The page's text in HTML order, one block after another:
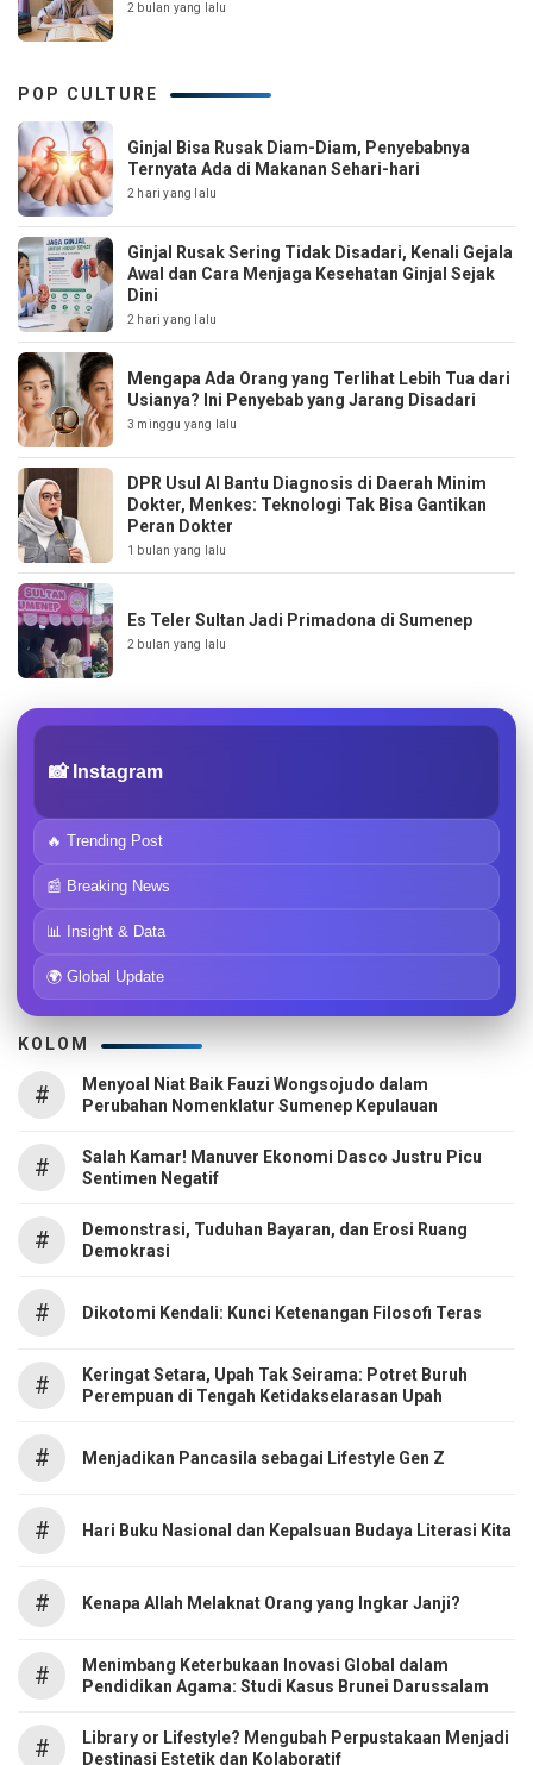
2 bulan yang lalu
POP CULTURE
Ginjal Bisa Rusak Diam-Diam, Penyebabnya
Ternyata Ada di Makanan Sehari-hari
2 hari yang lalu
Ginjal Rusak Sering Tidak Disadari, Kenali Gejala
Awal dan Cara Menjaga Kesehatan Ginjal Sejak
Dini
2 hari yang lalu
Mengapa Ada Orang yang Terlihat Lebih Tua dari
Usianya? Ini Penyebab yang Jarang Disadari
3 minggu yang lalu
DPR Usul AI Bantu Diagnosis di Daerah Minim
Dokter, Menkes: Teknologi Tak Bisa Gantikan
Peran Dokter
1 bulan yang lalu
Es Teler Sultan Jadi Primadona di Sumenep
2 bulan yang lalu
📸 Instagram
🔥 Trending Post
📰 Breaking News
📊 Insight & Data
🌍 Global Update
KOLOM
#
Menyoal Niat Baik Fauzi Wongsojudo dalam
Perubahan Nomenklatur Sumenep Kepulauan
#
Salah Kamar! Manuver Ekonomi Dasco Justru Picu
Sentimen Negatif
#
Demonstrasi, Tuduhan Bayaran, dan Erosi Ruang
Demokrasi
# Dikotomi Kendali: Kunci Ketenangan Filosofi Teras
#
Keringat Setara, Upah Tak Seirama: Potret Buruh
Perempuan di Tengah Ketidakselarasan Upah
# Menjadikan Pancasila sebagai Lifestyle Gen Z
# Hari Buku Nasional dan Kepalsuan Budaya Literasi Kita
# Kenapa Allah Melaknat Orang yang Ingkar Janji?
#
Menimbang Keterbukaan Inovasi Global dalam
Pendidikan Agama: Studi Kasus Brunei Darussalam
#
Library or Lifestyle? Mengubah Perpustakaan Menjadi
Destinasi Estetik dan Kolaboratif